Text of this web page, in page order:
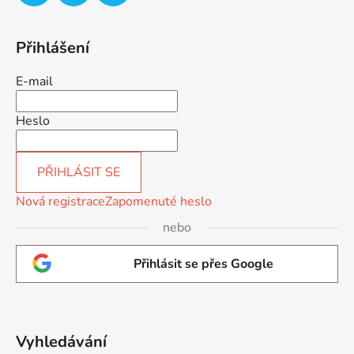
Přihlášení
E-mail
Heslo
PŘIHLÁSIT SE
Nová registraceZapomenuté heslo
nebo
Přihlásit se přes Google
Vyhledávání